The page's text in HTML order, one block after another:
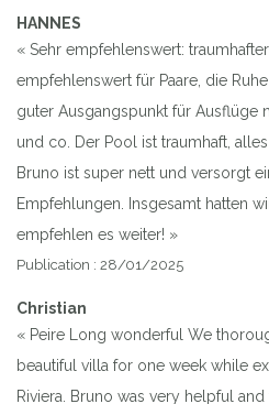
HANNES
« Sehr empfehlenswert:
empfehlenswert für Paare, die
guter Ausgangspunkt für Ausflüge
und co. Der Pool ist traumhaft,
Bruno ist super nett und versorgt
Empfehlungen. Insgesamt hatten
empfehlen es weiter! »
Publication : 28/01/2025
Christian
« Peire Long wonderful We
beautiful villa for one week while
Riviera. Bruno was very helpful